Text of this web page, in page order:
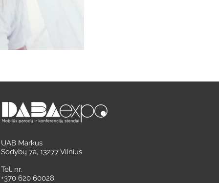
UAB Markus
Sodybų 7a, 13277 Vilnius
Tel. nr.
+370 620 60028